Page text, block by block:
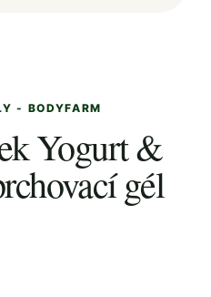
- BODYFARM
Yogurt &
gél